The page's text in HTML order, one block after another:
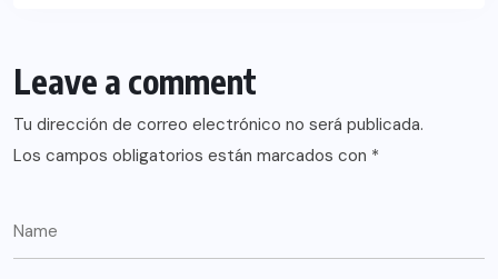
Leave a comment
Tu dirección de correo electrónico no será publicada.
Los campos obligatorios están marcados con *